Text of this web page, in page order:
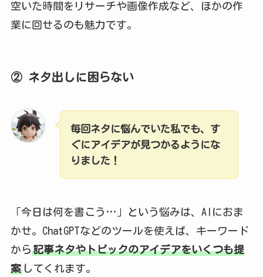
空いた時間をリサーチや画像作成など、ほかの作
業に回せるのも魅力です。
② ネタ出しに困らない
毎回ネタに悩んでいた私でも、す
ぐにアイデアが見つかるようにな
りました！
「今日は何を書こう…」という悩みは、AIにおま
かせ。ChatGPTなどのツールを使えば、キーワード
から 記事ネタやトピックのアイデアをいくつも提
案してくれます。